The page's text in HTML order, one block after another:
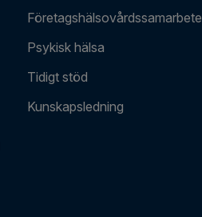
Företagshälsovårdssamarbete
Psykisk hälsa
Tidigt stöd
Kunskapsledning